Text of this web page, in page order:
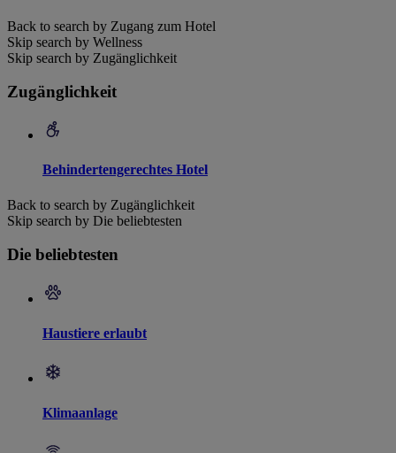
Back to search by Zugang zum Hotel
Skip search by Wellness
Skip search by Zugänglichkeit
Zugänglichkeit
Behindertengerechtes Hotel
Back to search by Zugänglichkeit
Skip search by Die beliebtesten
Die beliebtesten
Haustiere erlaubt
Klimaanlage